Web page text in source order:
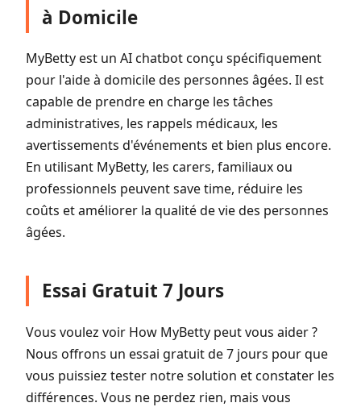
à Domicile
MyBetty est un AI chatbot conçu spécifiquement
pour l'aide à domicile des personnes âgées. Il est
capable de prendre en charge les tâches
administratives, les rappels médicaux, les
avertissements d'événements et bien plus encore.
En utilisant MyBetty, les carers, familiaux ou
professionnels peuvent save time, réduire les
coûts et améliorer la qualité de vie des personnes
âgées.
Essai Gratuit 7 Jours
Vous voulez voir How MyBetty peut vous aider ?
Nous offrons un essai gratuit de 7 jours pour que
vous puissiez tester notre solution et constater les
différences. Vous ne perdez rien, mais vous